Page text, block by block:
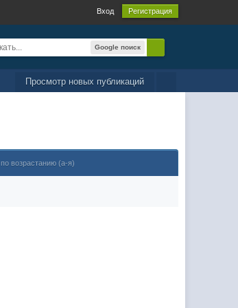
Вход Регистрация
Google поиск
Просмотр новых публикаций
по возрастанию (а-я)